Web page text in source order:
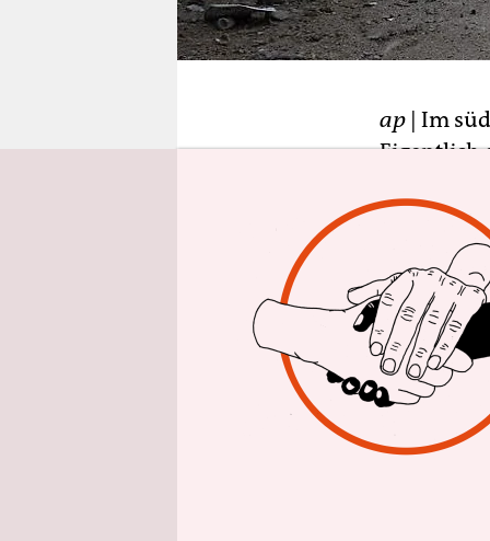
genossenschaft
epaper login
ap | Im
Eigentlich
al-Assad
direkt von
zur
mit
„Südliche
sondern
Mission
Aber die